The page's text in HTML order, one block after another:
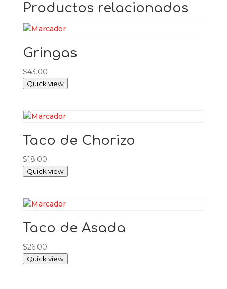
Productos relacionados
Gringas
$43.00
Quick view
Taco de Chorizo
$18.00
Quick view
Taco de Asada
$26.00
Quick view